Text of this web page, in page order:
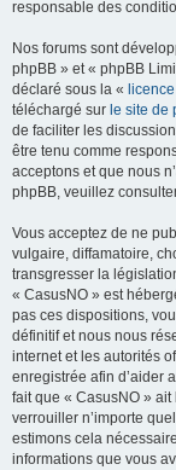
responsable des
Nos forums sont
phpBB » et « phpBB
déclaré sous la «
téléchargé sur le site de
de faciliter les
être tenu comme
acceptons et que nous
phpBB, veuillez
Vous acceptez de ne
vulgaire, diffamatoire,
transgresser la
« CasusNO » est
pas ces dispositions,
définitif et nous nous
internet et les autorités
enregistrée afin d’aider
fait que « CasusNO »
verrouiller n’importe
estimons cela
informations que vous